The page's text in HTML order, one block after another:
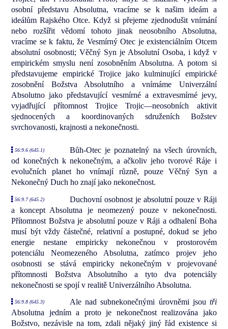
osobní představu Absolutna, vracíme se k našim ideám a
ideálům Rajského Otce. Když si přejeme zjednodušit vnímání
nebo rozšířit vědomí tohoto jinak neosobního Absolutna,
vracíme se k faktu, že Vesmírný Otec je existenciálním Otcem
absolutní osobnosti; Věčný Syn je Absolutní Osoba, i když v
empirickém smyslu není zosobněním Absolutna. A potom si
představujeme empirické Trojice jako kulminující empirické
zosobnění Božstva Absolutního a vnímáme Univerzální
Absolutno jako představující vesmírné a extravesmírné jevy,
vyjadřující přítomnost Trojice Trojic—neosobních aktivit
sjednocených a koordinovaných sdruženích Božstev
svrchovanosti, krajnosti a nekonečnosti.
56:9.6 (645.1)
Bůh-Otec je poznatelný na všech úrovních,
od konečných k nekonečným, a ačkoliv jeho tvorové Ráje i
evolučních planet ho vnímají různě, pouze Věčný Syn a
Nekonečný Duch ho znají jako nekonečnost.
56:9.7 (645.2)
Duchovní osobnost je absolutní pouze v Ráji
a koncept Absolutna je neomezený pouze v nekonečnosti.
Přítomnost Božstva je absolutní pouze v Ráji a odhalení Boha
musí být vždy částečné, relativní a postupné, dokud se jeho
energie nestane empiricky nekonečnou v prostorovém
potenciálu Neomezeného Absolutna, zatímco projev jeho
osobnosti se stává empiricky nekonečným v projevované
přítomnosti Božstva Absolutního a tyto dva potenciály
nekonečnosti se spojí v realitě Univerzálního Absolutna.
56:9.8 (645.3) Ale nad subnekonečnými úrovněmi jsou tři
Absolutna jedním a proto je nekonečnost realizována jako
Božstvo, nezávisle na tom, zdali nějaký jiný řád existence si